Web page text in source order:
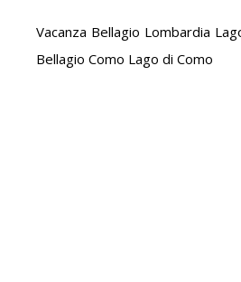
Vacanza Bellagio Lombardia
Bellagio Como Lago di Como